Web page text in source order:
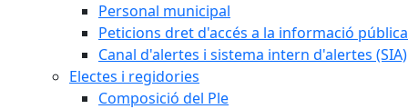
Personal municipal
Peticions dret d'accés a la informació pública
Canal d'alertes i sistema intern d'alertes (SIA)
Electes i regidories
Composició del Ple